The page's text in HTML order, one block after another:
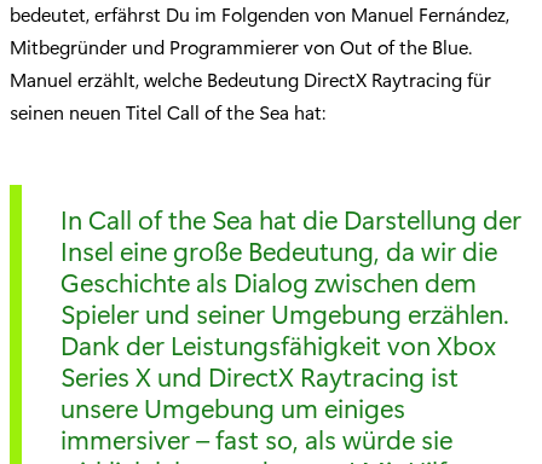
bedeutet, erfährst Du im Folgenden von Manuel Fernández,
Mitbegründer und Programmierer von Out of the Blue.
Manuel erzählt, welche Bedeutung DirectX Raytracing für
seinen neuen Titel Call of the Sea hat:
In Call of the Sea hat die Darstellung der
Insel eine große Bedeutung, da wir die
Geschichte als Dialog zwischen dem
Spieler und seiner Umgebung erzählen.
Dank der Leistungsfähigkeit von Xbox
Series X und DirectX Raytracing ist
unsere Umgebung um einiges
immersiver – fast so, als würde sie